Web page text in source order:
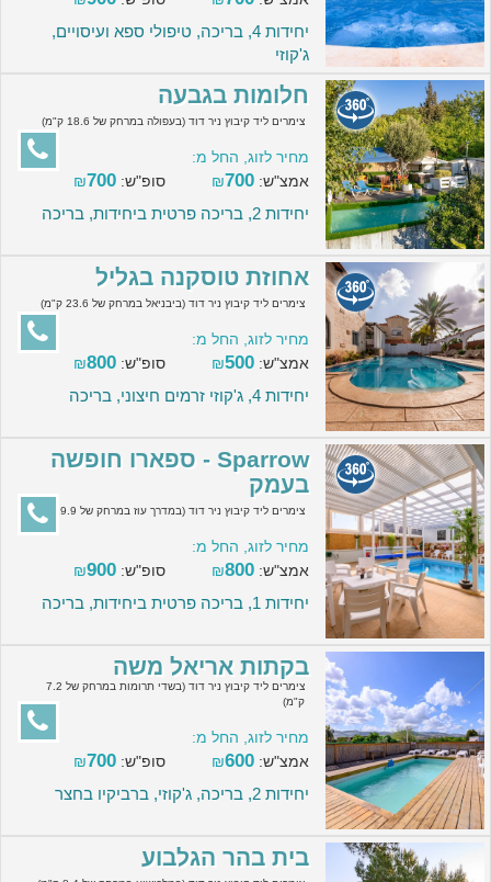
יחידות 4, בריכה, טיפולי ספא ועיסויים,
ג'קוזי
חלומות בגבעה
צימרים ליד קיבוץ ניר דוד (בעפולה במרחק של 18.6 ק"מ)
מחיר לזוג, החל מ:
אמצ"ש:
₪700 סופ"ש: ₪700
יחידות 2, בריכה פרטית ביחידות, בריכה
אחוזת טוסקנה בגליל
צימרים ליד קיבוץ ניר דוד (ביבניאל במרחק של 23.6 ק"מ)
מחיר לזוג, החל מ:
אמצ"ש:
₪500 סופ"ש: ₪800
יחידות 4, ג'קוזי זרמים חיצוני, בריכה
Sparrow - ספארו חופשה
בעמק
צימרים ליד קיבוץ ניר דוד (במדרך עוז במרחק של 29.9 ק"מ)
מחיר לזוג, החל מ:
אמצ"ש:
₪800 סופ"ש: ₪900
יחידות 1, בריכה פרטית ביחידות, בריכה
בקתות אריאל משה
צימרים ליד קיבוץ ניר דוד (בשדי תרומות במרחק של 7.2
ק"מ)
מחיר לזוג, החל מ:
אמצ"ש:
₪600 סופ"ש: ₪700
יחידות 2, בריכה, ג'קוזי, ברביקיו בחצר
בית בהר הגלבוע